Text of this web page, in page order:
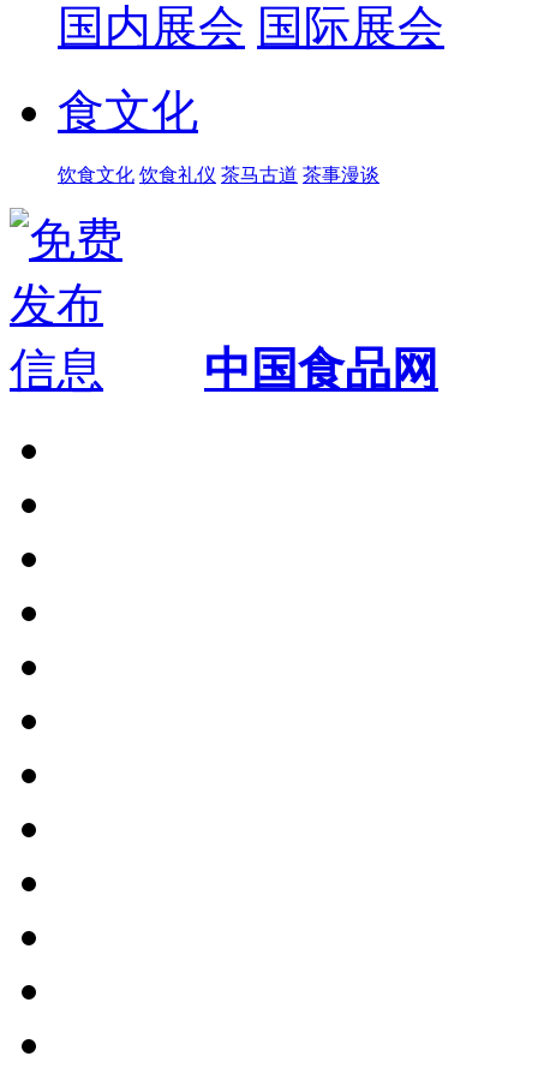
国内展会 国际展会
食文化
饮食文化 饮食礼仪 茶马古道 茶事漫谈
中国食品网